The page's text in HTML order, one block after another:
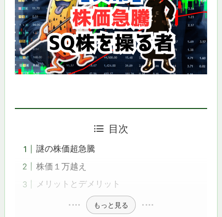
目次
謎の株価超急騰
株価１万越え
メリットとデメリット
もっと見る